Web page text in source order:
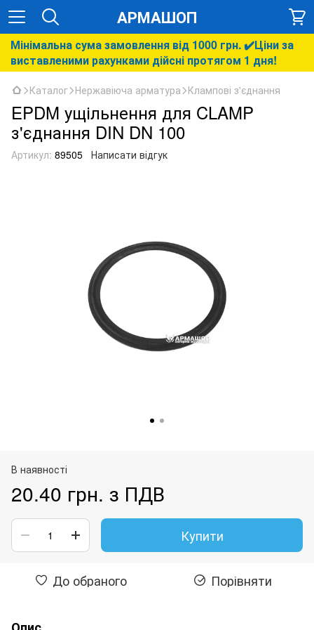
АРМАШОП
Мінімальна сума замовлення від 1000 грн. ✔️Ціни за
виставленими рахунками дійсні протягом 1 дня!
Каталог Нержавіюча арматура Клампові з'єднання
EPDM ущільнення для CLAMP
з'єднання DIN DN 100
Артикул: 89505 Написати відгук
В наявності
20.40 грн. з ПДВ
Купити
До обраного Порівняти